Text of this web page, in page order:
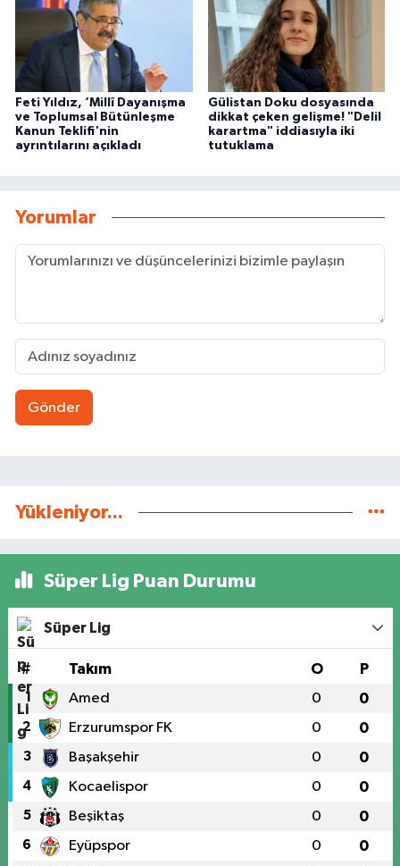
Feti Yıldız, ‘Millî Dayanışma
ve Toplumsal Bütünleşme
Kanun Teklifi'nin
ayrıntılarını açıkladı
Gülistan Doku dosyasında
dikkat çeken gelişme! "Delil
karartma" iddiasıyla iki
tutuklama
Yorumlar
Gönder
Yükleniyor...
Süper Lig Puan Durumu
Süper Lig
# Takım O P
1 Amed 0 0
2 Erzurumspor FK 0 0
3 Başakşehir 0 0
4 Kocaelispor 0 0
5 Beşiktaş 0 0
6 Eyüpspor 0 0